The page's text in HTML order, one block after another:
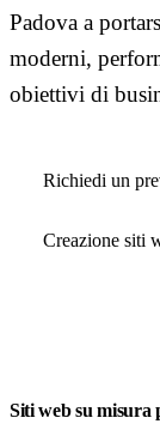
Padova a
moderni,
obiettivi di
Richiedi un
Creazione siti
Siti web su misura